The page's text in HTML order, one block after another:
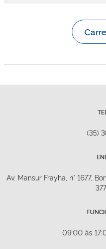
(35)
Av. Mansur Frayha, n° 1677,
09:00 às